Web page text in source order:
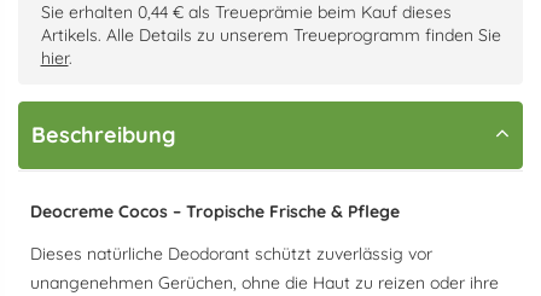
Sie erhalten 0,44 € als Treueprämie beim Kauf dieses
Artikels. Alle Details zu unserem Treueprogramm finden Sie
hier.
Beschreibung
Deocreme Cocos – Tropische Frische & Pflege
Dieses natürliche Deodorant schützt zuverlässig vor
unangenehmen Gerüchen, ohne die Haut zu reizen oder ihre